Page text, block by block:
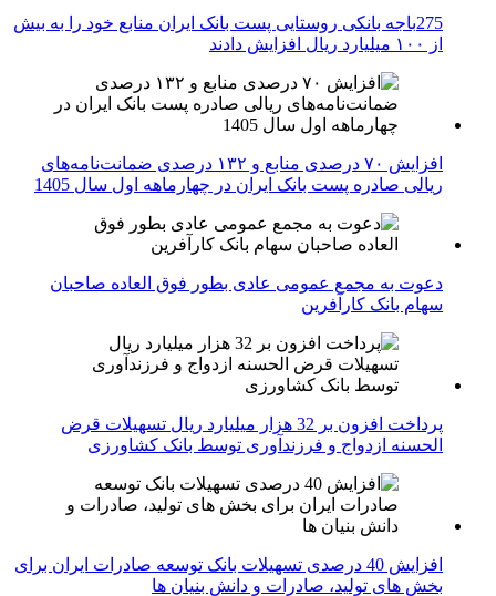
275باجه بانکی روستایی پست بانک ایران منابع خود را به بیش
از ۱۰۰ میلیارد ریال افزایش دادند
افزایش ۷۰ درصدی منابع و ۱۳۲ درصدی ضمانت‌نامه‌های
ریالی صادره پست بانک ایران در چهارماهه اول سال 1405
دعوت به مجمع عمومی عادی بطور فوق العاده صاحبان
سهام بانک کارآفرین
پرداخت افزون بر 32 هزار میلیارد ریال تسهیلات قرض
الحسنه ازدواج و فرزندآوری توسط بانک کشاورزی
افزایش 40 درصدی تسهیلات بانک توسعه صادرات ایران برای
بخش های تولید، صادرات و دانش بنیان ها